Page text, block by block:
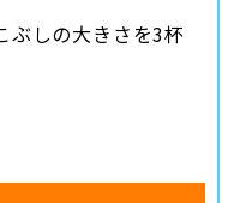
ぶしの大きさを3杯